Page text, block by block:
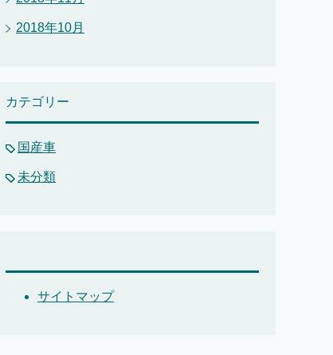
2018年10月
カテゴリー
国産車
未分類
サイトマップ